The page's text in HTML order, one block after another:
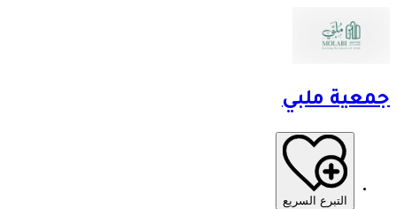
جمعية ملبي
التبرع السريع